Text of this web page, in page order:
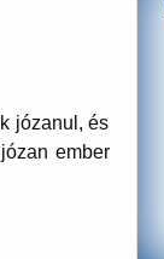
józanul, és
ember